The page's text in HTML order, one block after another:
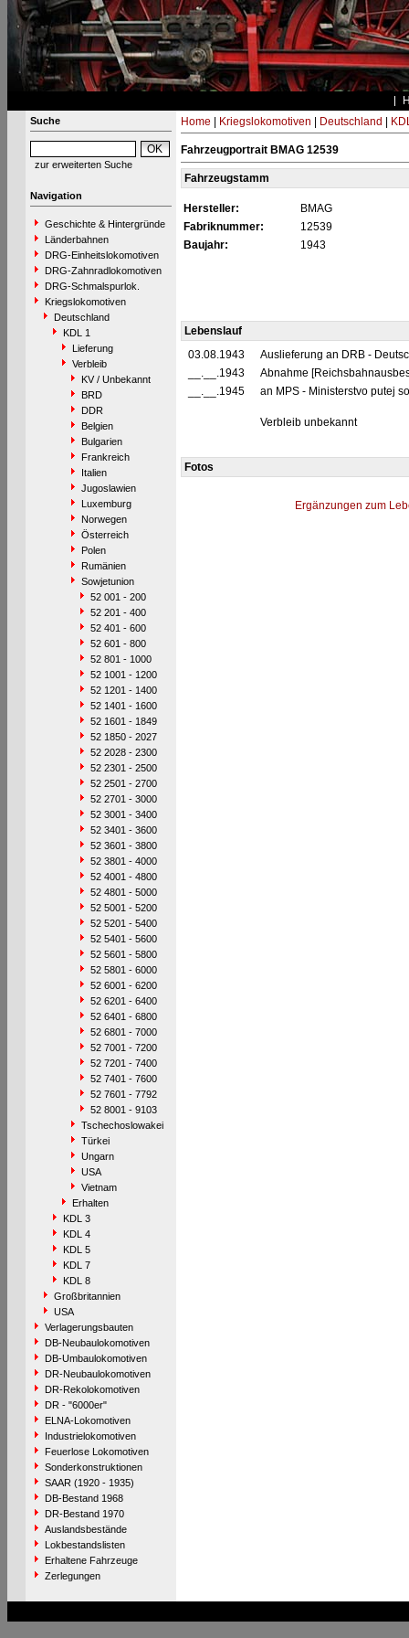
Suche
zur erweiterten Suche
Navigation
Geschichte & Hintergründe
Länderbahnen
DRG-Einheitslokomotiven
DRG-Zahnradlokomotiven
DRG-Schmalspurlok.
Kriegslokomotiven
Deutschland
KDL 1
Lieferung
Verbleib
KV / Unbekannt
BRD
DDR
Belgien
Bulgarien
Frankreich
Italien
Jugoslawien
Luxemburg
Norwegen
Österreich
Polen
Rumänien
Sowjetunion
52 001 - 200
52 201 - 400
52 401 - 600
52 601 - 800
52 801 - 1000
52 1001 - 1200
52 1201 - 1400
52 1401 - 1600
52 1601 - 1849
52 1850 - 2027
52 2028 - 2300
52 2301 - 2500
52 2501 - 2700
52 2701 - 3000
52 3001 - 3400
52 3401 - 3600
52 3601 - 3800
52 3801 - 4000
52 4001 - 4800
52 4801 - 5000
52 5001 - 5200
52 5201 - 5400
52 5401 - 5600
52 5601 - 5800
52 5801 - 6000
52 6001 - 6200
52 6201 - 6400
52 6401 - 6800
52 6801 - 7000
52 7001 - 7200
52 7201 - 7400
52 7401 - 7600
52 7601 - 7792
52 8001 - 9103
Tschechoslowakei
Türkei
Ungarn
USA
Vietnam
Erhalten
KDL 3
KDL 4
KDL 5
KDL 7
KDL 8
Großbritannien
USA
Verlagerungsbauten
DB-Neubaulokomotiven
DB-Umbaulokomotiven
DR-Neubaulokomotiven
DR-Rekolokomotiven
DR - "6000er"
ELNA-Lokomotiven
Industrielokomotiven
Feuerlose Lokomotiven
Sonderkonstruktionen
SAAR (1920 - 1935)
DB-Bestand 1968
DR-Bestand 1970
Auslandsbestände
Lokbestandslisten
Erhaltene Fahrzeuge
Zerlegungen
Home Kriegslokomotiven Deutschland
Fahrzeugportrait BMAG 12539
Fahrzeugstamm
Hersteller:
BMAG
Fabriknummer:
12539
Baujahr:
1943
Lebenslauf
03.08.1943
Auslieferung an DRB -
__.__.1943
Abnahme
__.__.1945
an MPS - Ministerstvo putej
Verbleib unbekannt
Fotos
Ergänzungen zum